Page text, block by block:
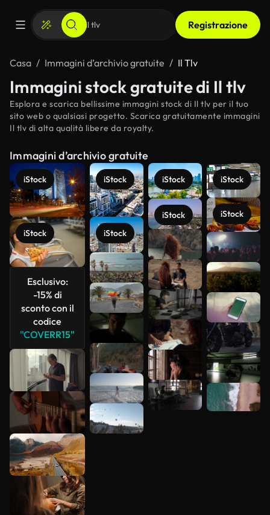
Registrazione
Casa Immagini d’archivio gratuite Il Tlv
Immagini stock gratuite di Il tlv
Esplora e scarica bellissime immagini stock di Il tlv per il tuo
sito web o qualsiasi progetto. Scarica gratuitamente immagini
Il tlv di alta qualità libere da royalty.
Immagini d’archivio gratuite
iStock
iStock
Esclusivo:
-15% di
sconto con il
codice
"COVERR15"
iStock
iStock
iStock
iStock
iStock
iStock
Scopri di
più